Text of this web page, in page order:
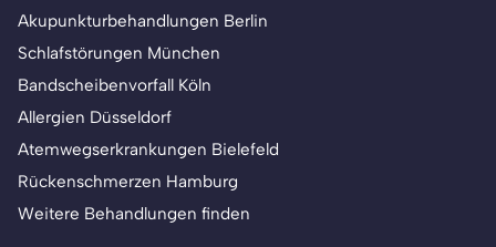
Akupunkturbehandlungen Berlin
Schlafstörungen München
Bandscheibenvorfall Köln
Allergien Düsseldorf
Atemwegserkrankungen Bielefeld
Rückenschmerzen Hamburg
Weitere Behandlungen finden